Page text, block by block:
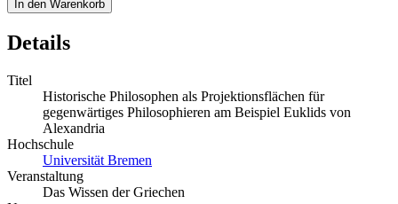
In den Warenkorb
Details
Titel
Historische Philosophen als Projektionsflächen für
gegenwärtiges Philosophieren am Beispiel Euklids von
Alexandria
Hochschule
Universität Bremen
Veranstaltung
Das Wissen der Griechen